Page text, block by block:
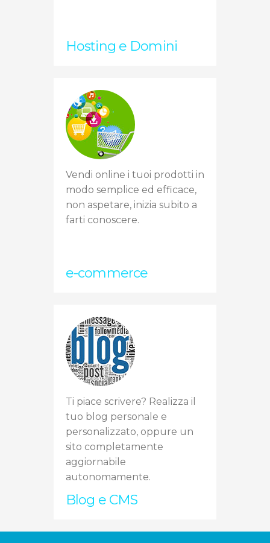
Hosting e Domini
Vendi online i tuoi prodotti in
modo semplice ed efficace,
non aspetare, inizia subito a
farti conoscere.
e-commerce
Ti piace scrivere? Realizza il
tuo blog personale e
personalizzato, oppure un
sito completamente
aggiornabile
autonomamente.
Blog e CMS